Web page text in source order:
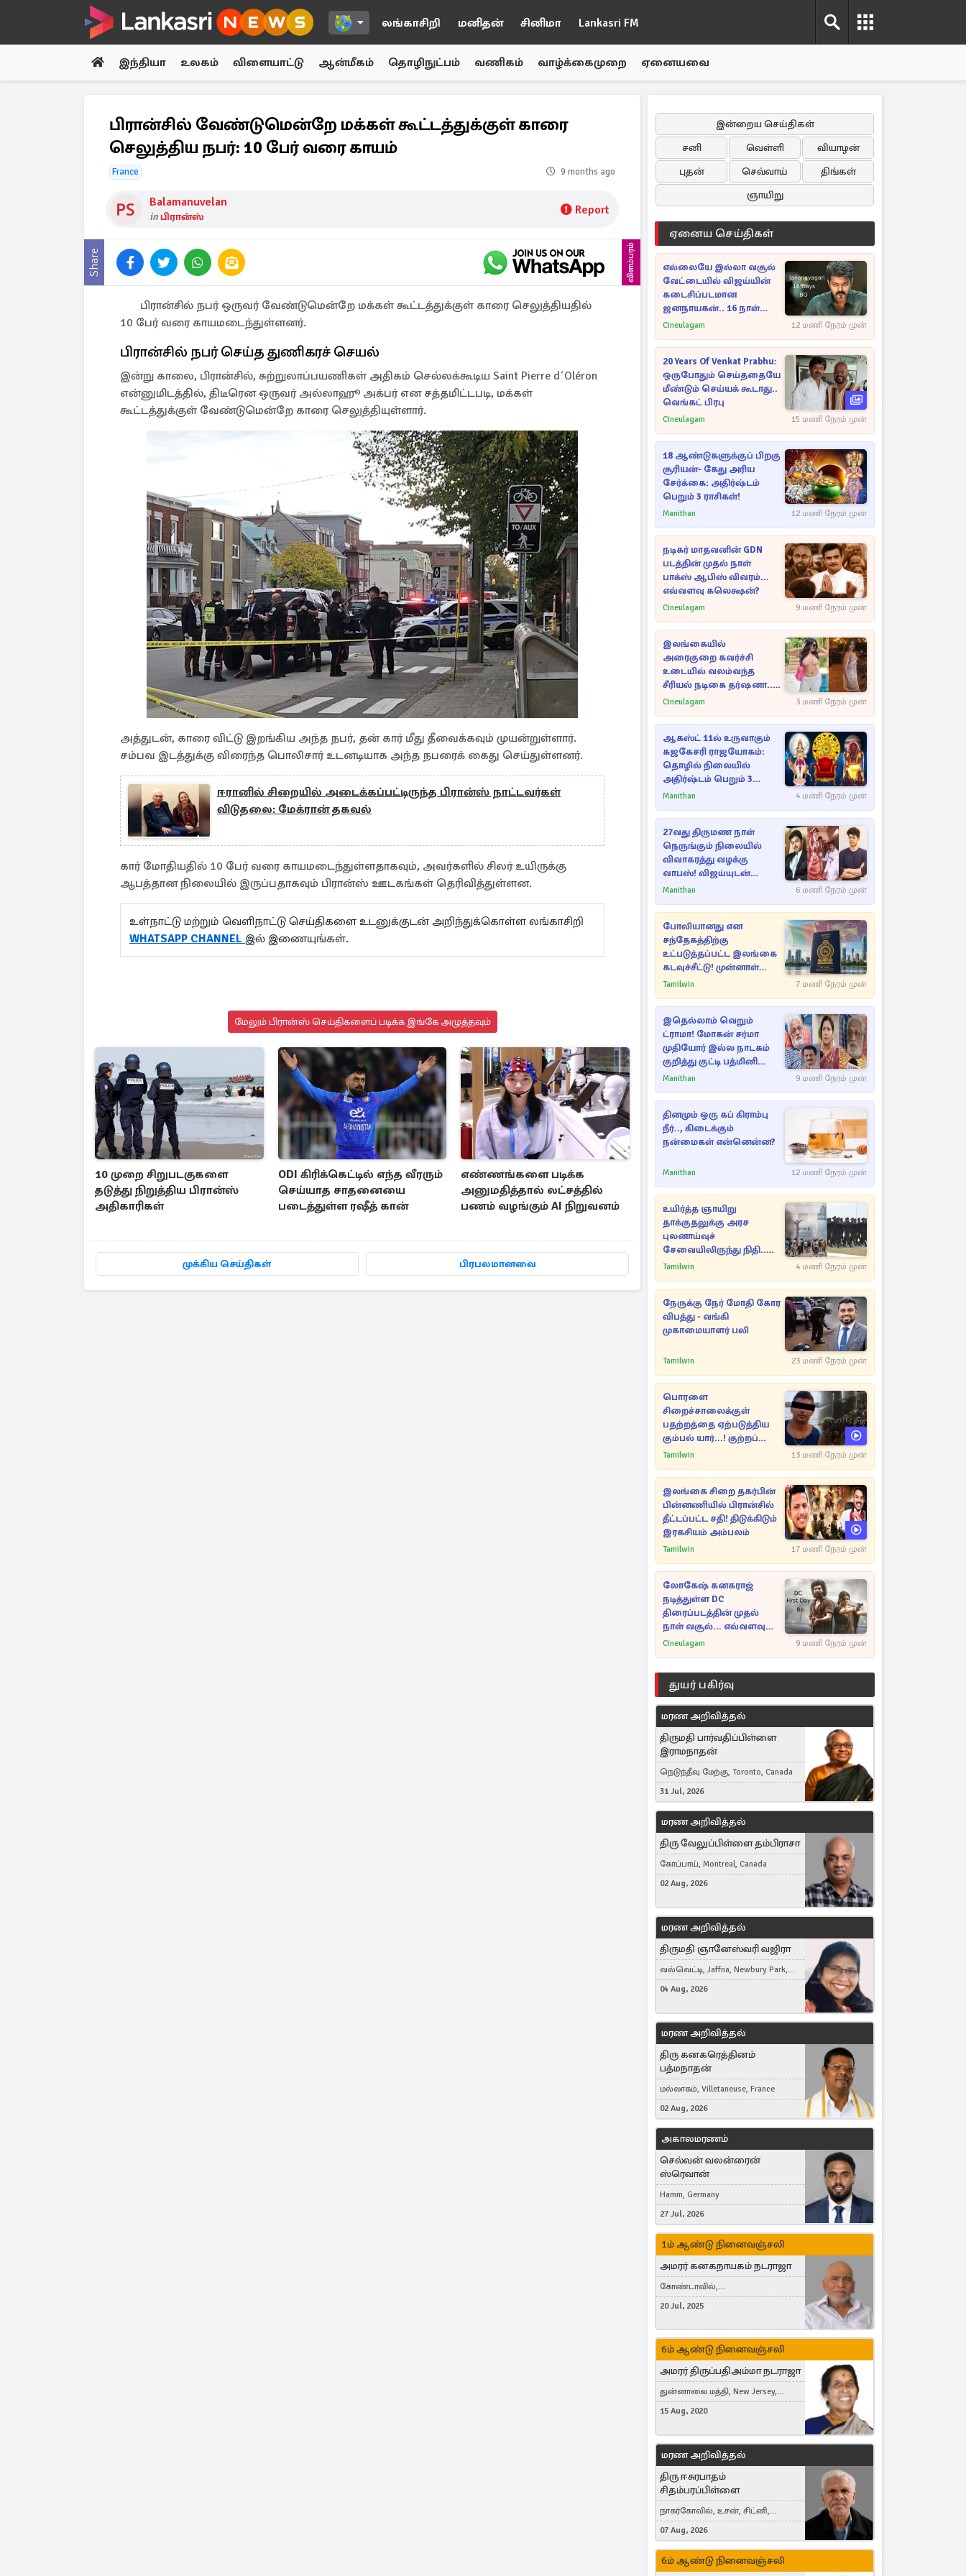
லங்காசிறி மனிதன் சினிமா Lankasri FM
இந்தியா உலகம் விளையாட்டு ஆன்மீகம் தொழிநுட்பம் வணிகம் வாழ்க்கைமுறை ஏனையவை
பிரான்சில் வேண்டுமென்றே மக்கள் கூட்டத்துக்குள் காரை
செலுத்திய நபர்: 10 பேர் வரை காயம்
France 9 months ago
Balamanuvelan
inபிரான்ஸ் Report
Share விளம்பரம்
பிரான்சில் நபர் ஒருவர் வேண்டுமென்றே மக்கள் கூட்டத்துக்குள் காரை செலுத்தியதில்
10 பேர் வரை காயமடைந்துள்ளனர்.
பிரான்சில் நபர் செய்த துணிகரச் செயல்
இன்று காலை, பிரான்சில், சுற்றுலாப்பயணிகள் அதிகம் செல்லக்கூடிய Saint Pierre d´Oléron
என்னுமிடத்தில், திடீரென ஒருவர் அல்லாஹூ அக்பர் என சத்தமிட்டபடி, மக்கள்
கூட்டத்துக்குள் வேண்டுமென்றே காரை செலுத்தியுள்ளார்.
அத்துடன், காரை விட்டு இறங்கிய அந்த நபர், தன் கார் மீது தீவைக்கவும் முயன்றுள்ளார்.
சம்பவ இடத்துக்கு விரைந்த பொலிசார் உடனடியாக அந்த நபரைக் கைது செய்துள்ளனர்.
ஈரானில் சிறையில் அடைக்கப்பட்டிருந்த பிரான்ஸ் நாட்டவர்கள்
விடுதலை: மேக்ரான் தகவல்
கார் மோதியதில் 10 பேர் வரை காயமடைந்துள்ளதாகவும், அவர்களில் சிலர் உயிருக்கு
ஆபத்தான நிலையில் இருப்பதாகவும் பிரான்ஸ் ஊடகங்கள் தெரிவித்துள்ளன.
உள்நாட்டு மற்றும் வெளிநாட்டு செய்திகளை உடனுக்குடன் அறிந்துக்கொள்ள லங்காசிறி
WHATSAPP CHANNEL இல் இணையுங்கள்.
மேலும் பிரான்ஸ் செய்திகளைப் படிக்க இங்கே அழுத்தவும்
10 முறை சிறுபடகுகளை
தடுத்து நிறுத்திய பிரான்ஸ்
அதிகாரிகள்
ODI கிரிக்கெட்டில் எந்த வீரரும்
செய்யாத சாதனையை
படைத்துள்ள ரஷீத் கான்
எண்ணங்களை படிக்க
அனுமதித்தால் லட்சத்தில்
பணம் வழங்கும் AI நிறுவனம்
முக்கிய செய்திகள் பிரபலமானவை
இன்றைய செய்திகள்
சனி
வெள்ளி
வியாழன்
புதன்
செவ்வாய்
திங்கள்
ஞாயிறு
ஏனைய செய்திகள்
எல்லையே இல்லா வசூல்
வேட்டையில் விஜய்யின்
கடைசிப்படமான
ஜனநாயகன்.. 16 நாள்
பாக்ஸ் ஆபிஸ்
Cineulagam 12 மணி நேரம் முன்
20 Years Of Venkat Prabhu:
ஒருபோதும் செய்ததையே
மீண்டும் செய்யக் கூடாது..
வெங்கட் பிரபு
Cineulagam 15 மணி நேரம் முன்
18 ஆண்டுகளுக்குப் பிறகு
சூரியன்- கேது அரிய
சேர்க்கை: அதிர்ஷ்டம்
பெறும் 3 ராசிகள்!
Manithan 12 மணி நேரம் முன்
நடிகர் மாதவனின் GDN
படத்தின் முதல் நாள்
பாக்ஸ் ஆபிஸ் விவரம்...
எவ்வளவு கலெக்ஷன்?
Cineulagam 9 மணி நேரம் முன்
இலங்கையில்
அரைகுறை கவர்ச்சி
உடையில் வலம்வந்த
சீரியல் நடிகை தர்ஷனா...
அவரே வெளியிட்ட
Cineulagam 3 மணி நேரம் முன்
ஆகஸ்ட் 11ல் உருவாகும்
கஜகேசரி ராஜயோகம்:
தொழில் நிலையில்
அதிர்ஷ்டம் பெறும் 3
ராசிகள்!
Manithan 4 மணி நேரம் முன்
27வது திருமண நாள்
நெருங்கும் நிலையில்
விவாகரத்து வழக்கு
வாபஸ்! விஜய்யுடன்
மீண்டும் இணைவாரா?
Manithan 6 மணி நேரம் முன்
போலியானது என
சந்தேகத்திற்கு
உட்படுத்தப்பட்ட இலங்கை
கடவுச்சீட்டு! முன்னாள்
எம்.பிக்கு
சிக்கல்
Tamilwin 7 மணி நேரம் முன்
இதெல்லாம் வெறும்
ட்ராமா! மோகன் சர்மா
முதியோர் இல்ல நாடகம்
குறித்து குட்டி பத்மினி
பரபரப்பு பேட்டி
Manithan 9 மணி நேரம் முன்
தினமும் ஒரு கப் கிராம்பு
நீர்.., கிடைக்கும்
நன்மைகள் என்னென்ன?
Manithan 12 மணி நேரம் முன்
உயிர்த்த ஞாயிறு
தாக்குதலுக்கு அரச
புலனாய்வுச்
சேவையிலிருந்து நிதி..
வெளியான அதிர்ச்சி
Tamilwin 4 மணி நேரம் முன்
நேருக்கு நேர் மோதி கோர
விபத்து - வங்கி
முகாமையாளர் பலி
Tamilwin 23 மணி நேரம் முன்
பொரளை
சிறைச்சாலைக்குள்
பதற்றத்தை ஏற்படுத்திய
கும்பல் யார்...! குற்றப்
பின்னணி தொடர்பில்
Tamilwin 13 மணி நேரம் முன்
இலங்கை சிறை தகர்பின்
பின்னணியில் பிரான்சில்
தீட்டப்பட்ட சதி! திடுக்கிடும்
இரகசியம் அம்பலம்
Tamilwin 17 மணி நேரம் முன்
லோகேஷ் கனகராஜ்
நடித்துள்ள DC
திரைப்படத்தின் முதல்
நாள் வசூல்... எவ்வளவு
தெரியுமா?
Cineulagam 9 மணி நேரம் முன்
துயர் பகிர்வு
மரண அறிவித்தல்
திருமதி பார்வதிப்பிள்ளை
இராமநாதன்
நெடுந்தீவு மேற்கு, Toronto, Canada
31 Jul, 2026
மரண அறிவித்தல்
திரு வேலுப்பிள்ளை தம்பிராசா
கோப்பாய், Montreal, Canada
02 Aug, 2026
மரண அறிவித்தல்
திருமதி ஞானேஸ்வரி வஜிரா
வல்வெட்டி, Jaffna, Newbury Park,
United Kingdom
04 Aug, 2026
மரண அறிவித்தல்
திரு கனகரெத்தினம்
பத்மநாதன்
மல்லாகம், Villetaneuse, France
02 Aug, 2026
அகாலமரணம்
செல்வன் வலன்ரைன்
ஸ்ரெவான்
Hamm, Germany
27 Jul, 2026
1ம் ஆண்டு நினைவஞ்சலி
அமரர் கனகநாயகம் நடராஜா
கோண்டாவில்,
புன்னாலைக்கட்டுவன், சவுதி
Germany, Brampton, Canada
20 Jul, 2025
6ம் ஆண்டு நினைவஞ்சலி
அமரர் திருப்பதிஅம்மா நடராஜா
துன்னாலை மத்தி, New Jersey,
United States, Toronto, Canada
15 Aug, 2020
மரண அறிவித்தல்
திரு ஈசுரபாதம்
சிதம்பரப்பிள்ளை
நாகர்கோவில், உசன், சிட்னி,
Australia
07 Aug, 2026
6ம் ஆண்டு நினைவஞ்சலி